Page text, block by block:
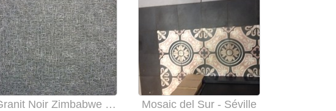
Granit Noir Zimbabwe finition Tranché Mosaic del Sur - Séville